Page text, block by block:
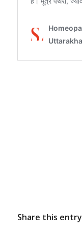
Share this entry